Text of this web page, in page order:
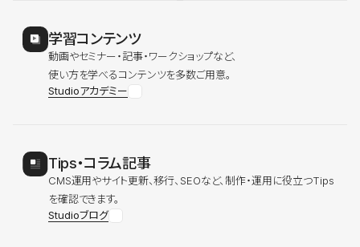
学習コンテンツ
動画やセミナー・記事・ワークショップなど、
使い方を学べるコンテンツを多数ご用意。
Studioアカデミー
Tips・コラム記事
CMS運用やサイト更新、移行、SEOなど、制作・運用に役立つTips
を確認できます。
Studioブログ